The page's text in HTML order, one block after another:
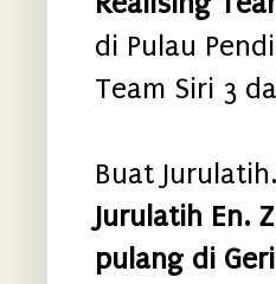
di Pulau
Team Siri 3
Buat
Jurulatih En.
pulang di